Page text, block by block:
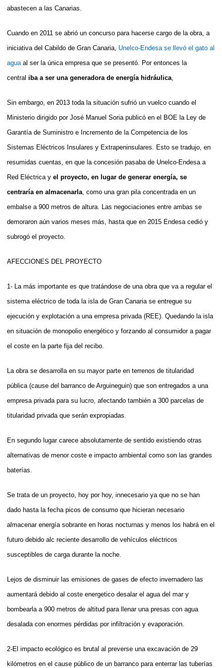
abastecen a las Canarias.
Cuando en 2011 se abrió un concurso para hacerse cargo de la obra, a
iniciativa del Cabildo de Gran Canaria, Unelco-Endesa se llevó el gato al
agua al ser la única empresa que se presentó. Por entonces la
central iba a ser una generadora de energía hidráulica
Sin embargo, en 2013 toda la situación sufrió un vuelco cuando el
Ministerio dirigido por José Manuel Soria publicó en el BOE la Ley de
Garantía de Suministro e Incremento de la Competencia de los
Sistemas Eléctricos Insulares y Extrapeninsulares. Esto se tradujo, en
resumidas cuentas, en que la concesión pasaba de Unelco-Endesa a
Red Eléctrica y el proyecto, en lugar de generar energía, se
centraría en almacenarla , como una gran pila concentrada en un
embalse a 900 metros de altura. Las negociaciones entre ambas se
demoraron aún varios meses más, hasta que en 2015 Endesa cedió y
subrogó el proyecto.
AFECCIONES DEL PROYECTO
1- La más importante es que tratándose de una obra que va a regular el
sistema eléctrico de toda la isla de Gran Canaria se entregue su
ejecución y explotación a una empresa privada (REE). Quedando la isla
en situación de monopolio energético y forzando al consumidor a pagar
el coste en la parte fija del recibo.
La obra se desarrolla en su mayor parte en terrenos de titularidad
pública (cause del barranco de Arguineguin) que son entregados a una
empresa privada para su lucro, afectando también a 300 parcelas de
titularidad privada que serán expropiadas.
En segundo lugar carece absolutamente de sentido existiendo otras
alternativas de menor coste e impacto ambiental como son las grandes
baterías.
Se trata de un proyecto, hoy por hoy, innecesario ya que no se han
dado hasta la fecha picos de consumo que hicieran necesario
almacenar energía sobrante en horas nocturnas y menos los habrá en el
futuro debido alc reciente desarrollo de vehículos eléctricos
susceptibles de carga durante la noche.
Lejos de disminuir las emisiones de gases de efecto invernadero las
aumentará debido al coste energetico desalar el agua del mar y
bombearla a 900 metros de altitud para llenar una presas con agua
desalada con enormes pérdidas por infiltración y evaporación.
2-El impacto ecológico es brutal al preverse una excavación de 29
kilómetros en el cause público de un barranco para enterrar las tuberías